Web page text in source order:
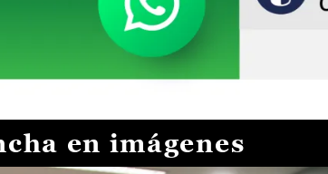
en imágenes